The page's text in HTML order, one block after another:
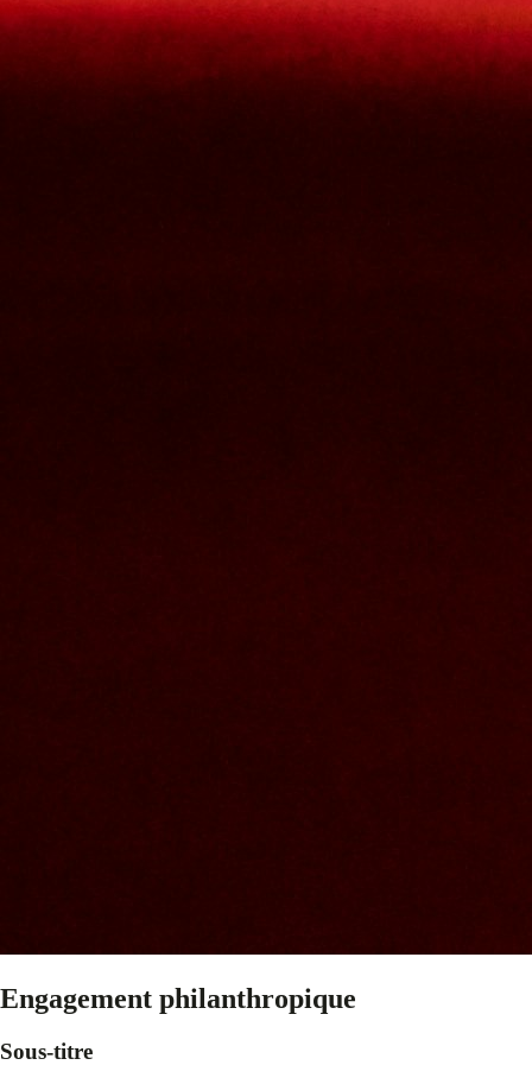
Engagement philanthropique
Sous-titre